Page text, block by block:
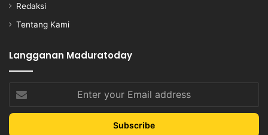
Redaksi
Tentang Kami
Langganan Maduratoday
your
Email